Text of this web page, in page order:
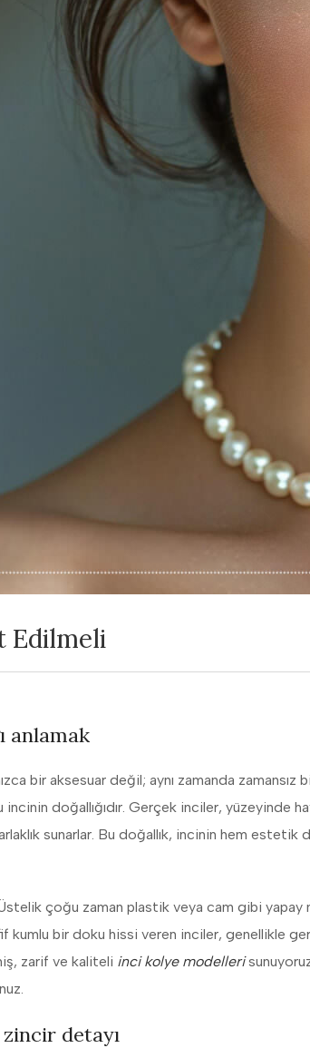
Edilmeli
anlamak
bir aksesuar değil; aynı zamanda
doğallığıdır. Gerçek inciler, yüzeyinde
sunarlar. Bu doğallık, incinin hem estetik
çoğu zaman plastik veya cam gibi yapay
bir doku hissi veren inciler, genellikle
zarif ve kaliteli inci kolye modelleri
detayı